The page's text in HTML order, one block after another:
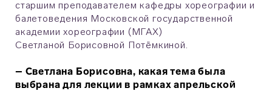
старшим преподавателем кафедры хореографии и
балетоведения Московской государственной
академии хореографии (МГАХ)
Светланой Борисовной Потёмкиной.
– Светлана Борисовна, какая тема была
выбрана для лекции в рамках апрельской